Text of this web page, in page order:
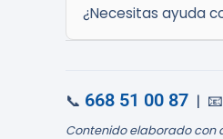
¿Necesitas ayuda
📞 668 51 00 87 | 📧
Contenido elaborado con